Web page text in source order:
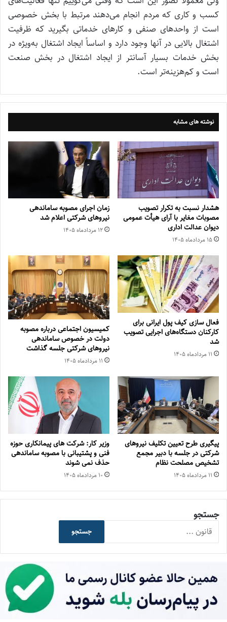
کسب و کاری که مردم انجام می‌دهند مرتبط با بخش خصوصی
است از واحدهای صنفی و کارهای خدماتی بگیرید که ظرفیت
اشتغال بالایی در آنها وجود دارد و اساساً ایجاد اشتغال به‌ویژه در
بخش خدمات بسیار آسانتر از ایجاد اشتغال در بخش صنعت
است و کم‌هزینه‌تر است.
نوشته های مشابه
هشدار نسبت به تکرار تصویب
مصوبات مغایر با آرای هیأت عمومی
دیوان عدالت اداری
۱۵ مرداد‌ماه ۱۴۰۵
زمان اجرای مصوبه ساماندهی
نیروهای شرکتی اعلام شد
۱۲ مرداد‌ماه ۱۴۰۵
فعال سازی کیف پول ایرانی برای
کارکنان دستگاه‌های اجرایی تصویب
شد
۱۱ مرداد‌ماه ۱۴۰۵
کمیسیون اجتماعی درباره مصوبه
دولت در خصوص ساماندهی
نیروهای شرکتی جلسه گذاشت
۱۱ مرداد‌ماه ۱۴۰۵
پیگیری طرح تعیین تکلیف نیروهای
شرکتی در جلسه با دبیر مجمع
تشخیص مصلحت نظام
۱۱ مرداد‌ماه ۱۴۰۵
وزیر کار: شرکت های پیمانکاری حوزه
فنی و پشتیبانی با مصوبه ساماندهی
حذف نمی شوند
۱۰ مرداد‌ماه ۱۴۰۵
جستجو
جستجو